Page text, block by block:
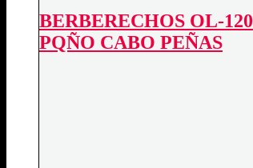
BERBERECHOS OL-120
PQÑO CABO PEÑAS